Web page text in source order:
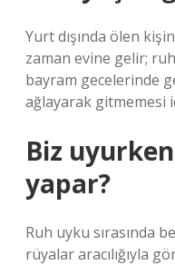
Yurt dışında ölen
zaman evine gelir;
bayram gecelerinde
ağlayarak gitmemesi
Biz
yapar?
Ruh uyku sırasında
rüyalar aracılığıyla